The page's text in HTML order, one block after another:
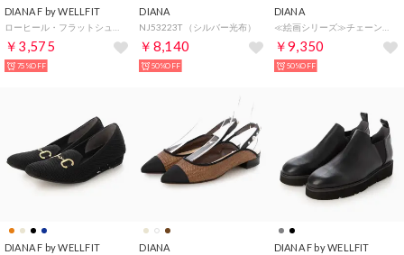
DIANA F by WELLFIT
￥3,575
75%OFF
DIANA
NJ53223T （シルバー光布）
￥8,140
50%OFF
DIANA
￥9,350
50%OFF
DIANA F by WELLFIT DIANA DIANA F by WELLFIT